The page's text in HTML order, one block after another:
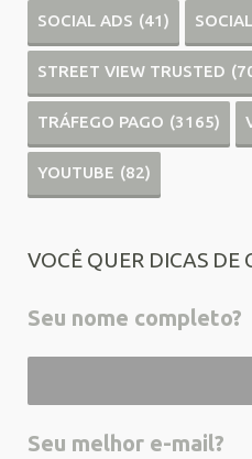
SOCIAL ADS (41)
STREET VIEW TRUSTED
TRÁFEGO PAGO (3165)
YOUTUBE (82)
VOCÊ QUER DICAS DE
Seu nome completo?
Seu melhor e-mail?